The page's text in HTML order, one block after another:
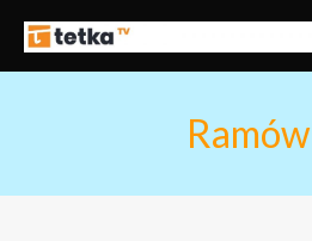
treściTv Tetka Tczew
Tetka Tczew – Twoja lokalna